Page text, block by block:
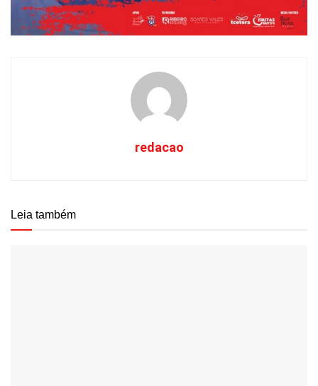
redacao
Leia também